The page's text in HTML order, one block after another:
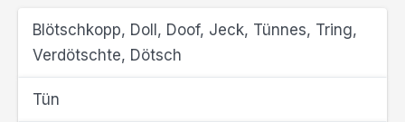
Blötschkopp, Doll, Doof, Jeck, Tünnes, Tring,
Verdötschte, Dötsch
Tün